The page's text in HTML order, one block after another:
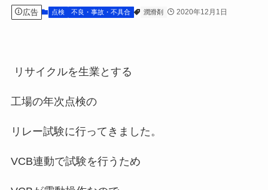
広告 点検 不良・事故・不具合 潤滑剤 2020年12月1日
リサイクルを生業とする
工場の年次点検の
リレー試験に行ってきました。
VCB連動で試験を行うため